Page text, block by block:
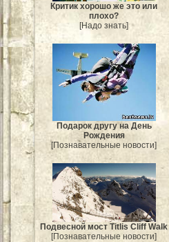
Критик хорошо же это или
плохо?
[Надо знать]
Подарок другу на День
Рождения
[Познавательные новости]
Подвесной мост Titlis Cliff Walk
[Познавательные новости]